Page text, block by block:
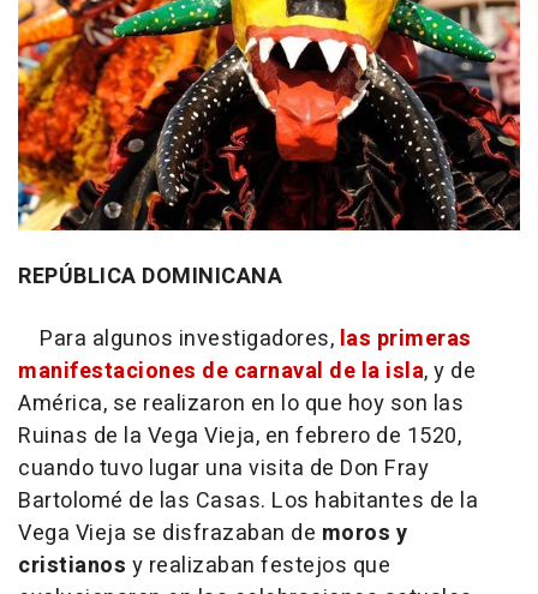
REPÚBLICA DOMINICANA
Para algunos investigadores, las primeras
manifestaciones de carnaval de la isla, y de
América, se realizaron en lo que hoy son las
Ruinas de la Vega Vieja, en febrero de 1520,
cuando tuvo lugar una visita de Don Fray
Bartolomé de las Casas. Los habitantes de la
Vega Vieja se disfrazaban de moros y
cristianos y realizaban festejos que